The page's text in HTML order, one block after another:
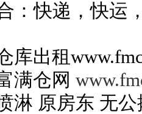
：快递，快
库出租
满仓网
淋 原房东 无